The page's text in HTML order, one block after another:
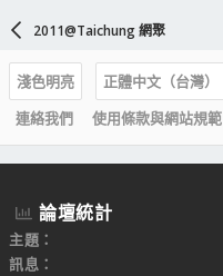
2011@Taichung 網聚
淺色明亮
正體中文（台灣）
連絡我們
使用條款與網站規範
論壇統計
主題
訊息